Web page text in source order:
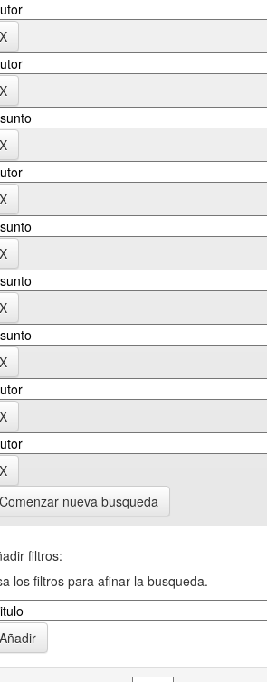
Comenzar nueva busqueda
filtros:
los filtros para afinar la busqueda.